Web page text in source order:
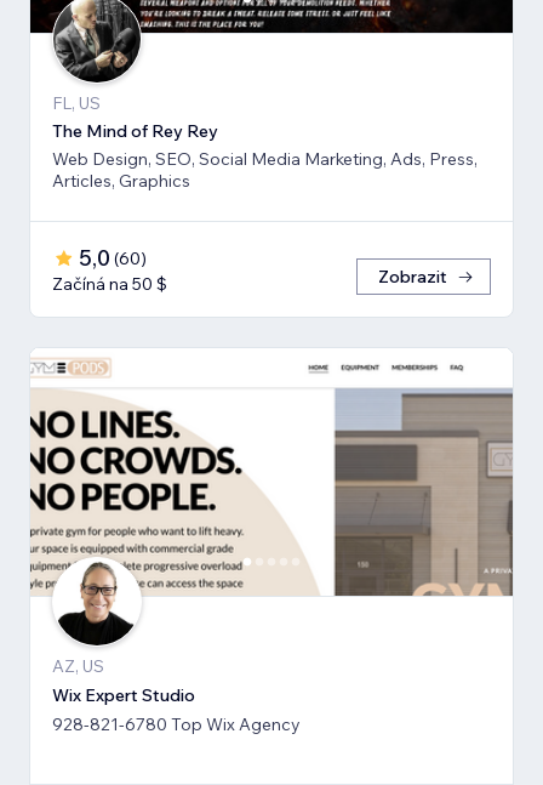
FL, US
The Mind of Rey Rey
Web Design, SEO, Social Media Marketing, Ads, Press,
Articles, Graphics
5,0 (60)
Začíná na 50 $
Zobrazit
AZ, US
Wix Expert Studio
928-821-6780 Top Wix Agency